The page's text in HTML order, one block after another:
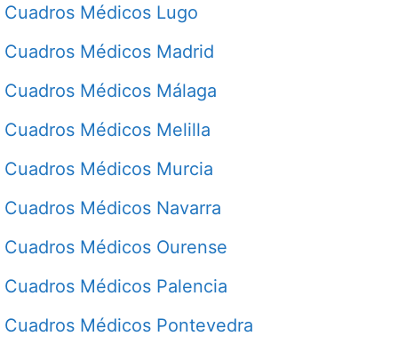
Cuadros Médicos Lugo
Cuadros Médicos Madrid
Cuadros Médicos Málaga
Cuadros Médicos Melilla
Cuadros Médicos Murcia
Cuadros Médicos Navarra
Cuadros Médicos Ourense
Cuadros Médicos Palencia
Cuadros Médicos Pontevedra